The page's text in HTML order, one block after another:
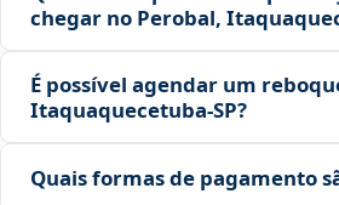
chegar no Perobal,
É possível agendar um
Itaquaquecetuba‑SP?
Quais formas de pagamento